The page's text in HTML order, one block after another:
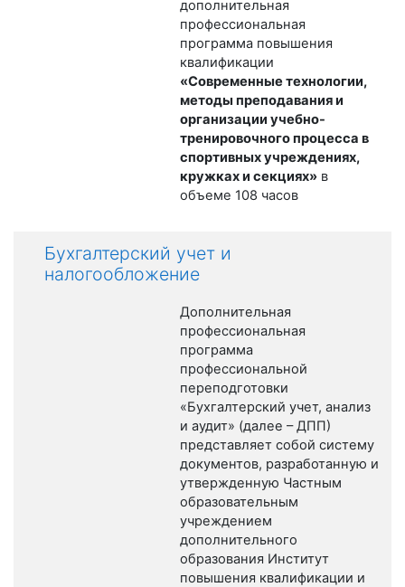
дополнительная
профессиональная
программа повышения
квалификации
«Современные технологии,
методы преподавания и
организации учебно-
тренировочного процесса в
спортивных учреждениях,
кружках и секциях»в
объеме 108 часов
Бухгалтерский учет и
налогообложение
Дополнительная
профессиональная
программа
профессиональной
переподготовки
«Бухгалтерский учет, анализ
и аудит» (далее – ДПП)
представляет собой систему
документов, разработанную и
утвержденную Частным
образовательным
учреждением
дополнительного
образования Институт
повышения квалификации и